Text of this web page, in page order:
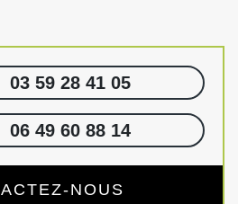
03 59 28 41 05
06 49 60 88 14
NOUS